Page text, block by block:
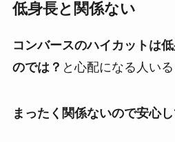
低身長と関係ない
コンバースのハイカットは
のでは？ と心配になる人いる
まったく関係ないので安心し